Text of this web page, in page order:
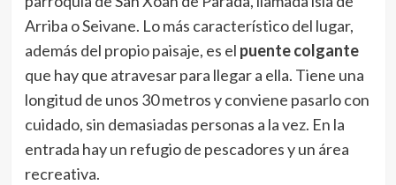
Arriba o Seivane. Lo más característico del lugar,
además del propio paisaje, es el puente colgante
que hay que atravesar para llegar a ella. Tiene una
longitud de unos 30 metros y conviene pasarlo con
cuidado, sin demasiadas personas a la vez. En la
entrada hay un refugio de pescadores y un área
recreativa.